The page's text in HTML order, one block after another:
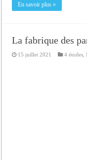
En savoir plus »
La fabrique des
15 juillet 2021 4 étoiles ,